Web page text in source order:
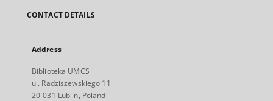
CONTACT DETAILS
Address
Biblioteka UMCS
ul. Radziszewskiego 11
20-031 Lublin, Poland